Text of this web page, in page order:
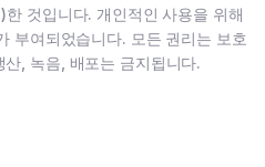
것입니다. 개인적인 사용을 위해
여되었습니다. 모든 권리는 보호
, 녹음, 배포는 금지됩니다.